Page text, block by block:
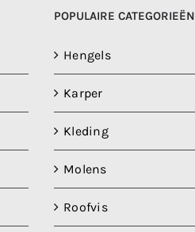
POPULAIRE CATEGORIEËN
Hengels
Karper
Kleding
Molens
Roofvis